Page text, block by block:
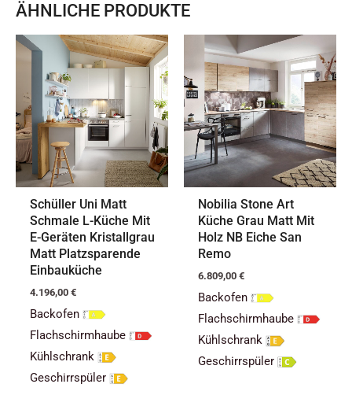
ÄHNLICHE PRODUKTE
Schüller Uni Matt
Schmale L-Küche Mit
E-Geräten Kristallgrau
Matt Platzsparende
Einbauküche
4.196,00 €
Backofen
Flachschirmhaube
Kühlschrank
Geschirrspüler
Nobilia Stone Art
Küche Grau Matt Mit
Holz NB Eiche San
Remo
6.809,00 €
Backofen
Flachschirmhaube
Kühlschrank
Geschirrspüler